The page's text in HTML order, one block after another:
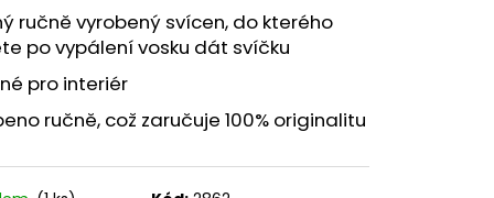
ručně vyrobený svícen, do kterého
po vypálení vosku dát svíčku
pro interiér
ručně, což zaručuje 100% originalitu
Následující